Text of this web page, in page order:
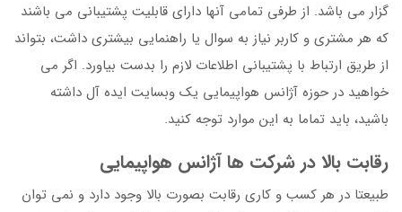
گزار می باشد. از طرفی تمامی آنها دارای قابلیت پشتیبانی می باشند
که هر مشتری و کاربر نیاز به سوال یا راهنمایی بیشتری داشت، بتواند
از طریق ارتباط با پشتیبانی اطلاعات لازم را بدست بیاورد. اگر می
خواهید در حوزه آژانس هواپیمایی یک وبسایت ایده آل داشته
باشید، باید تماما به این موارد توجه کنید.
رقابت بالا در شرکت ها آژانس هواپیمایی
طبیعتا در هر کسب و کاری رقابت بصورت بالا وجود دارد و نمی توان